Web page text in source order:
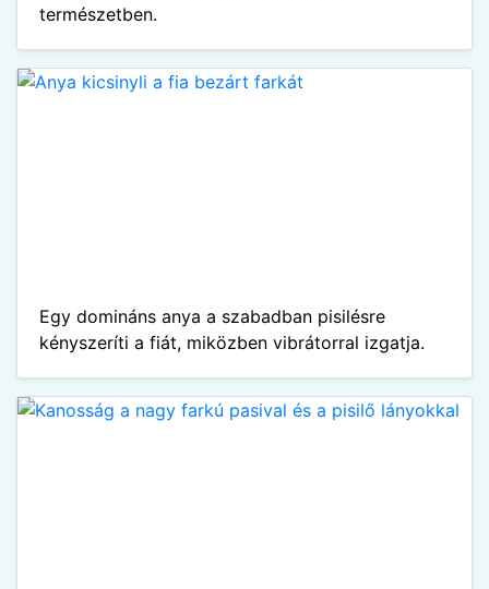
természetben.
Egy domináns anya a szabadban pisilésre
kényszeríti a fiát, miközben vibrátorral izgatja.